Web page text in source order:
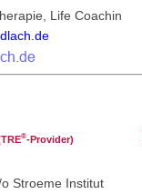
Life Coachin
®‑Provider)
Stroeme Institut